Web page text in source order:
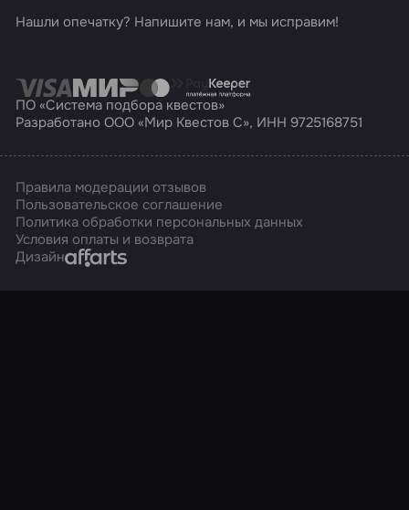
Нашли опечатку? Напишите нам, и мы исправим!
ПО «Система подбора квестов»
Разработано ООО «Мир Квестов С», ИНН 9725168751
Правила модерации отзывов
Пользовательское соглашение
Политика обработки персональных данных
Условия оплаты и возврата
ДизайнAffarts